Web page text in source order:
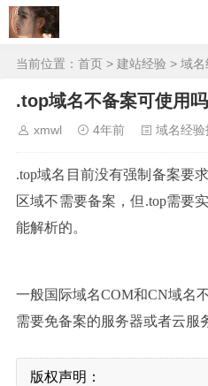
当前位置： 首页 > 建站经验 > 域名
.top域名不备案可使用
xmwl 4年前 域名经验
.top域名目前没有强制备案要
区域不需要备案，但.top需要
能解析的。
一般国际域名COM和CN域名
需要免备案的服务器或者云服
版权声明：